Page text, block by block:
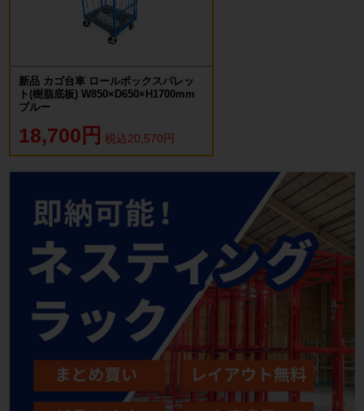
新品 カゴ台車 ロールボックスパレッ
ト(樹脂底板) W850×D650×H1700mm
ブルー
18,700円 税込20,570円